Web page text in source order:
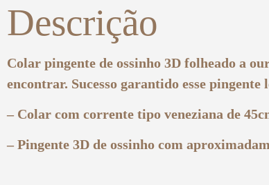
Descrição
Colar pingente de ossinho 3D folheado a
encontrar. Sucesso garantido esse
– Colar com corrente tipo veneziana de
– Pingente 3D de ossinho com